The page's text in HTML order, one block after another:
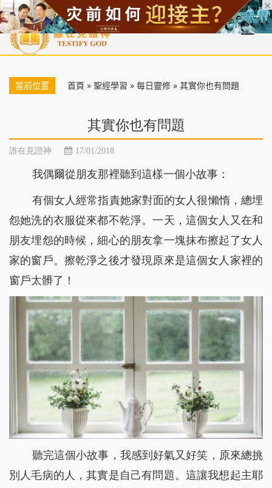
首頁 每日靈糧 天國福音 基督徒見證 信仰解答 聖經
當前位置 首頁 » 聖經學習 » 每日靈修 » 其實你也有問題
其實你也有問題
誰在見證神 17/01/2018
我偶爾從朋友那裡聽到這樣一個小故事：
有個女人經常指責她家對面的女人很懶惰，總埋
怨她洗的衣服從來都不乾淨。一天，這個女人又在和
朋友埋怨的時候，細心的朋友拿一塊抹布擦起了女人
家的窗戶。擦乾淨之後才發現原來是這個女人家裡的
窗戶太髒了！
聽完這個小故事，我感到好氣又好笑，原來總挑
別人毛病的人，其實是自己有問題。這讓我想起主耶